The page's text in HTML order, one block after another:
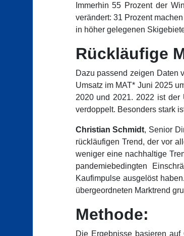
Immerhin 55 Prozent der
verändert: 31 Prozent
in höher gelegenen
Rückläufige
Dazu passend zeigen Daten
Umsatz im MAT* Juni 2025
2020 und 2021. 2022 ist der
verdoppelt. Besonders stark
Christian Schmidt, Senior
rückläufigen Trend, der vor
weniger eine nachhaltige
pandemiebedingten
Kaufimpulse ausgelöst
übergeordneten Marktrend
Methode:
Die Ergebnisse basieren